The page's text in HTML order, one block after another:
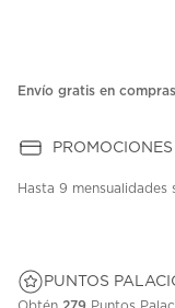
Envío gratis en
PROMOCIONES
Hasta 9 mensualidades
PUNTOS